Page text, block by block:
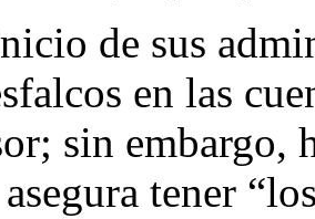
de sus
en las
sin embargo,
tener